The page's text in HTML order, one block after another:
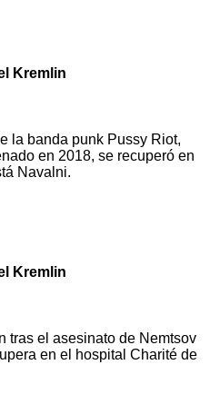
Kremlin
la banda punk Pussy Riot,
en 2018, se recuperó en
Navalni.
Kremlin
tras el asesinato de Nemtsov
en el hospital Charité de